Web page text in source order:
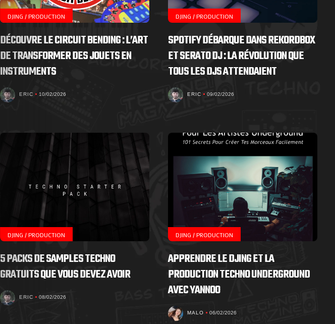
DJING / PRODUCTION
DÉCOUVRE LE CIRCUIT BENDING : L’ART
DE TRANSFORMER DES JOUETS EN
INSTRUMENTS
ERIC 10/02/2026
DJING / PRODUCTION
SPOTIFY DÉBARQUE DANS REKORDBOX
ET SERATO DJ : LA RÉVOLUTION QUE
TOUS LES DJS ATTENDAIENT
ERIC 09/02/2026
DJING / PRODUCTION
5 PACKS DE SAMPLES TECHNO
GRATUITS QUE VOUS DEVEZ AVOIR
ERIC 08/02/2026
DJING / PRODUCTION
APPRENDRE LE DJING ET LA
PRODUCTION TECHNO UNDERGROUND
AVEC YANNOO
MALO 06/02/2026